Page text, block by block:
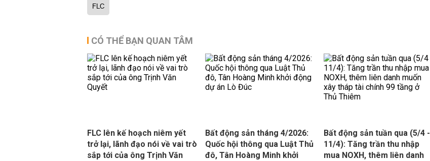
FLC
CÓ THỂ BẠN QUAN TÂM
FLC lên kế hoạch niêm yết
trở lại, lãnh đạo nói về vai trò
sắp tới của ông Trịnh Văn
Bất động sản tháng 4/2026:
Quốc hội thông qua Luật Thủ
đô, Tân Hoàng Minh khởi
Bất động sản tuần qua (5/4 -
11/4): Tăng trần thu nhập
mua NOXH, thêm liên danh